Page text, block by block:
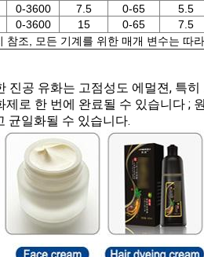
0-3600 7.5 0-65 5.5
0-3600 15 0-65 7.5
참조, 모든 기계를 위한 매개 변수는 따
진공 유화는 고점성도 에멀젼, 특
제로 한 번에 완료될 수 있습니다 ;
균일화될 수 있습니다.